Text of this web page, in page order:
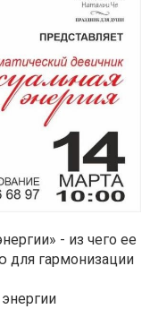
- из чего ее
для гармонизации